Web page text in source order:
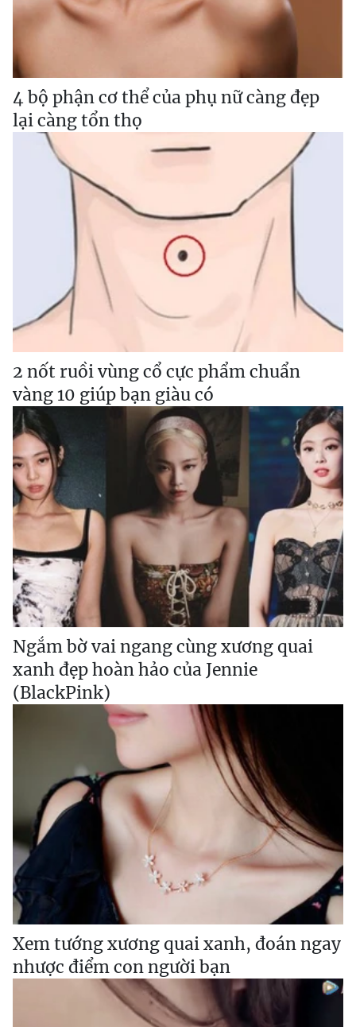
4 bộ phận cơ thể của phụ nữ càng đẹp
lại càng tổn thọ
2 nốt ruồi vùng cổ cực phẩm chuẩn
vàng 10 giúp bạn giàu có
Ngắm bờ vai ngang cùng xương quai
xanh đẹp hoàn hảo của Jennie
(BlackPink)
Xem tướng xương quai xanh, đoán ngay
nhược điểm con người bạn